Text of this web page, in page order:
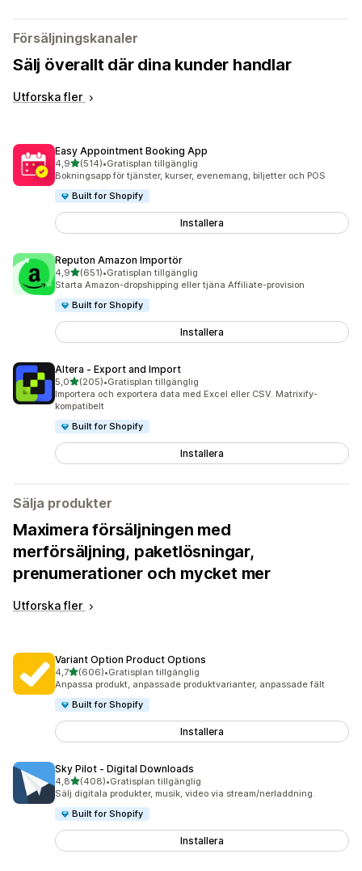
Försäljningskanaler
Sälj överallt där dina kunder handlar
Utforska fler
Easy Appointment Booking App
4,9av 5 stjärnor
(514)
514 recensioner totalt
•Gratisplan tillgänglig
Bokningsapp för tjänster, kurser, evenemang, biljetter och POS
Built for Shopify
Installera
Reputon Amazon Importör
4,9av 5 stjärnor
(651)
651 recensioner totalt
•Gratisplan tillgänglig
Starta Amazon-dropshipping eller tjäna Affiliate-provision
Built for Shopify
Installera
Altera ‑ Export and Import
5,0av 5 stjärnor
(205)
205 recensioner totalt
•Gratisplan tillgänglig
Importera och exportera data med Excel eller CSV. Matrixify-
kompatibelt
Built for Shopify
Installera
Sälja produkter
Maximera försäljningen med
merförsäljning, paketlösningar,
prenumerationer och mycket mer
Utforska fler
Variant Option Product Options
4,7av 5 stjärnor
(606)
606 recensioner totalt
•Gratisplan tillgänglig
Anpassa produkt, anpassade produktvarianter, anpassade fält
Built for Shopify
Installera
Sky Pilot ‑ Digital Downloads
4,8av 5 stjärnor
(408)
408 recensioner totalt
•Gratisplan tillgänglig
Sälj digitala produkter, musik, video via stream/nerladdning.
Built for Shopify
Installera